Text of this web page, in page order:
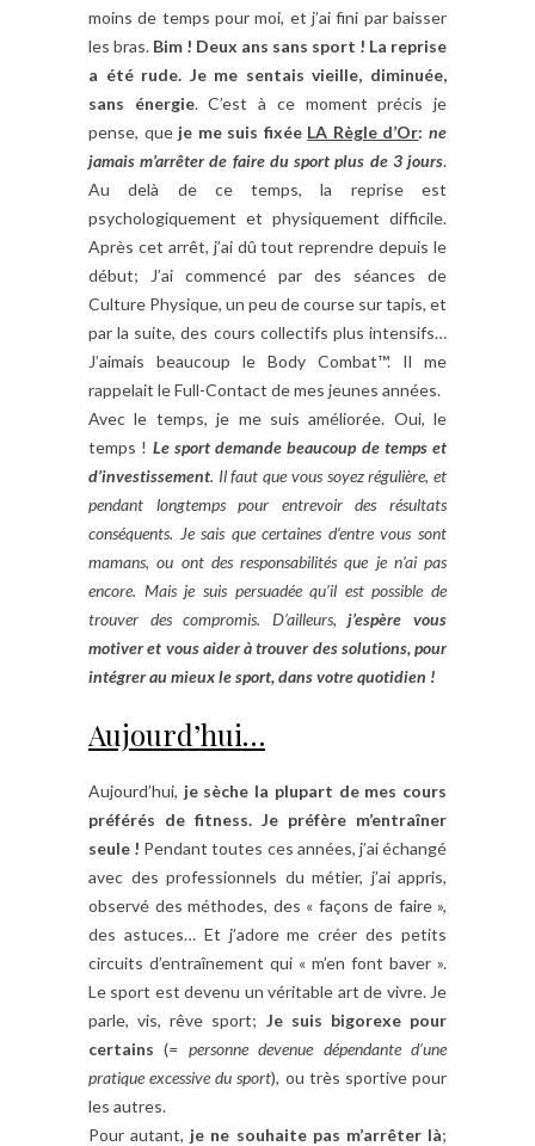
moins de temps pour moi, et j’ai fini par baisser
les bras. Bim ! Deux ans sans sport ! La reprise
a été rude. Je me sentais vieille, diminuée,
sans énergie. C’est à ce moment précis je
pense, que je me suis fixée LA Règle d’Or:ne
jamais m’arrêter de faire du sport plus de 3 jours.
Au delà de ce temps, la reprise est
psychologiquement et physiquement difficile.
Après cet arrêt, j’ai dû tout reprendre depuis le
début; J’ai commencé par des séances de
Culture Physique, un peu de course sur tapis, et
par la suite, des cours collectifs plus intensifs…
J’aimais beaucoup le Body Combat™. Il me
rappelait le Full-Contact de mes jeunes années.
Avec le temps, je me suis améliorée. Oui, le
temps ! Le sport demande beaucoup de temps et
d’investissement. Il faut que vous soyez régulière, et
pendant longtemps pour entrevoir des résultats
conséquents. Je sais que certaines d’entre vous sont
mamans, ou ont des responsabilités que je n’ai pas
encore. Mais je suis persuadée qu’il est possible de
trouver des compromis. D’ailleurs,j’espère vous
motiver et vous aider à trouver des solutions, pour
intégrer au mieux le sport, dans votre quotidien !
Aujourd’hui…
Aujourd’hui, je sèche la plupart de mes cours
préférés de fitness. Je préfère m’entraîner
seule ! Pendant toutes ces années, j’ai échangé
avec des professionnels du métier, j’ai appris,
observé des méthodes, des « façons de faire »,
des astuces… Et j’adore me créer des petits
circuits d’entraînement qui « m’en font baver ».
Le sport est devenu un véritable art de vivre. Je
parle, vis, rêve sport; Je suis bigorexe pour
certains (= personne devenue dépendante d’une
pratique excessive du sport), ou très sportive pour
les autres.
Pour autant, je ne souhaite pas m’arrêter là;